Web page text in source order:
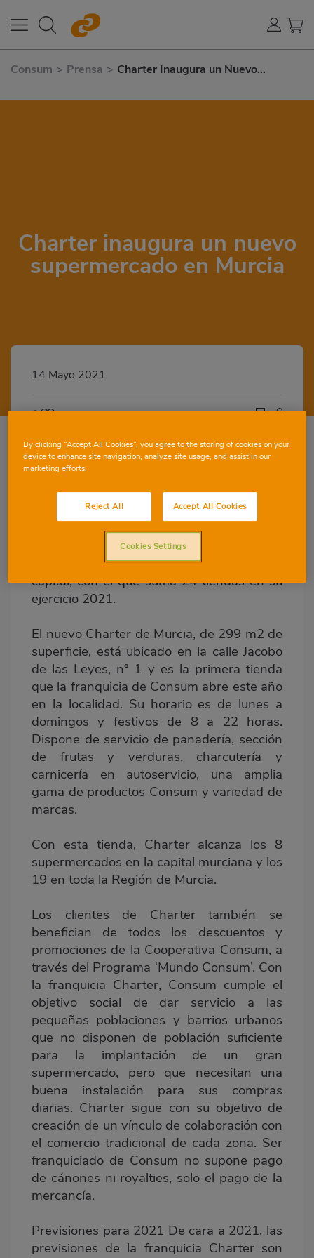
Consum > Prensa > Charter Inaugura un Nuevo
Charter inaugura un nuevo
supermercado en Murcia
14 Mayo 2021
0
Con esta tienda, la franquicia de Consum
suma 24 aperturas en su ejercicio 2021
Charter, la franquicia de Consum, ha
abierto un nuevo supermercado en Murcia
capital, con el que suma 24 tiendas en su
ejercicio 2021.
El nuevo Charter de Murcia, de 299 m2 de
superficie, está ubicado en la calle Jacobo
de las Leyes, nº 1 y es la primera tienda
que la franquicia de Consum abre este año
en la localidad. Su horario es de lunes a
domingos y festivos de 8 a 22 horas.
Dispone de servicio de panadería, sección
de frutas y verduras, charcutería y
carnicería en autoservicio, una amplia
gama de productos Consum y variedad de
marcas.
Con esta tienda, Charter alcanza los 8
supermercados en la capital murciana y los
19 en toda la Región de Murcia.
Los clientes de Charter también se
benefician de todos los descuentos y
promociones de la Cooperativa Consum, a
través del Programa ‘Mundo Consum’. Con
la franquicia Charter, Consum cumple el
objetivo social de dar servicio a las
pequeñas poblaciones y barrios urbanos
que no disponen de población suficiente
para la implantación de un gran
supermercado, pero que necesitan una
buena instalación para sus compras
diarias. Charter sigue con su objetivo de
creación de un vínculo de colaboración con
el comercio tradicional de cada zona. Ser
franquiciado de Consum no supone pago
de cánones ni royalties, solo el pago de la
mercancía.
Previsiones para 2021 De cara a 2021, las
previsiones de la franquicia Charter son
By clicking “Accept All Cookies”, you agree to the storing of cookies on your
device to enhance site navigation, analyze site usage, and assist in our
marketing efforts.
Reject All Accept All Cookies
Cookies Settings